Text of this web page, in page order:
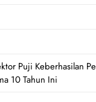
Puji Keberhasilan
10 Tahun Ini